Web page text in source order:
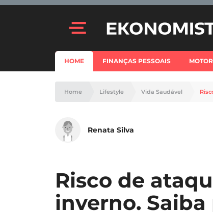
HOME FINANÇAS PESSOAIS
Home Lifestyle Vida Saudável
Renata Silva
Risco de
inverno.